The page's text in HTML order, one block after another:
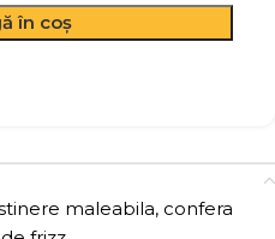
în coș
maleabila, confera